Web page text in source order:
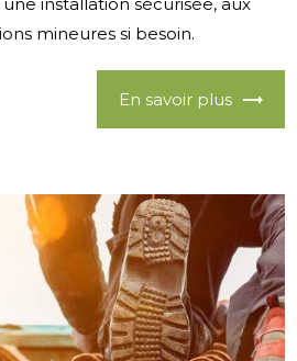
mineures si besoin.
En savoir plus